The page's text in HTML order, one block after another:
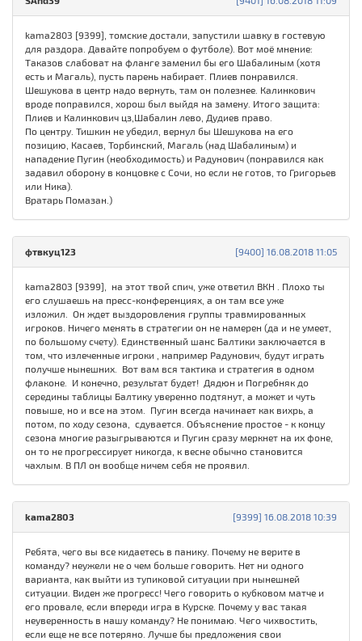
kama2803 [9399], томские достали, запустили шавку в гостевую
для раздора. Давайте попробуем о футболе). Вот моё мнение:
Таказов слабоват на фланге заменил бы его Шабалиным (хотя
есть и Магаль), пусть парень набирает. Плиев понравился.
Шешукова в центр надо вернуть, там он полезнее. Калинкович
вроде поправился, хорош был выйдя на замену. Итого защита:
Плиев и Калинкович цз,Шабалин лево, Дудиев право.
По центру. Тишкин не убедил, вернул бы Шешукова на его
позицию, Касаев, Торбинский, Магаль (над Шабалиным) и
нападение Пугин (необходимость) и Радунович (понравился как
задавил оборону в концовке с Сочи, но если не готов, то Григорьев
или Ника).
Вратарь Помазан.)
[9400] 16.08.2018 11:05
фтвкуц123
kama2803 [9399], на этот твой спич, уже ответил ВКН . Плохо ты
его слушаешь на пресс-конференциях, а он там все уже
изложил. Он ждет выздоровления группы травмированных
игроков. Ничего менять в стратегии он не намерен (да и не умеет,
по большому счету). Единственный шанс Балтики заключается в
том, что излеченные игроки , например Радунович, будут играть
получше нынешних. Вот вам вся тактика и стратегия в одном
флаконе. И конечно, результат будет! Дядюн и Погребняк до
середины таблицы Балтику уверенно подтянут, а может и чуть
повыше, но и все на этом. Пугин всегда начинает как вихрь, а
потом, по ходу сезона, сдувается. Объяснение простое - к концу
сезона многие разыгрываются и Пугин сразу меркнет на их фоне,
он то не прогрессирует никогда, к весне обычно становится
чахлым. В ПЛ он вообще ничем себя не проявил.
[9399] 16.08.2018 10:39
kama2803
Ребята, чего вы все кидаетесь в панику. Почему не верите в
команду? неужели не о чем больше говорить. Нет ни одного
варианта, как выйти из тупиковой ситуации при нынешней
ситуации. Виден же прогресс! Чего говорить о кубковом матче и
его провале, если впереди игра в Курске. Почему у вас такая
неуверенность в нашу команду? Не понимаю. Чего чихвостить,
если еще не все потеряно. Лучше бы предложения свои